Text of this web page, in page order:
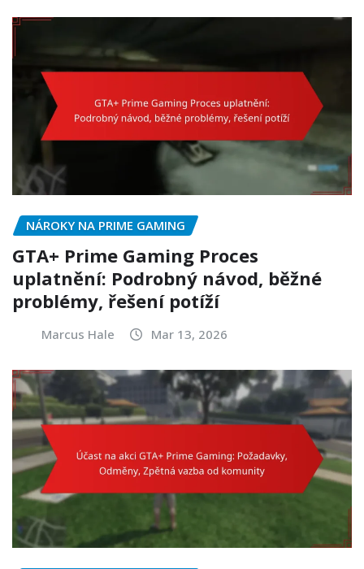
NÁROKY NA PRIME GAMING
GTA+ Prime Gaming Proces
uplatnění: Podrobný návod, běžné
problémy, řešení potíží
Marcus Hale Mar 13, 2026